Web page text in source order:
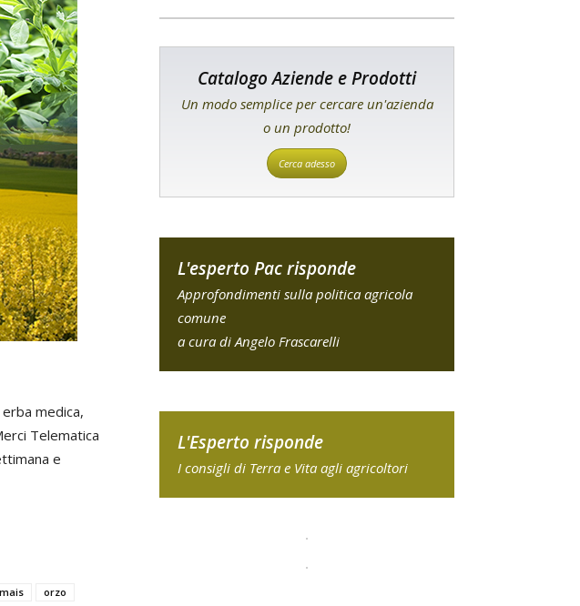
medica,
Telematica
e
mais
orzo
Catalogo Aziende e Prodotti
Un modo semplice per cercare un'azienda
o un prodotto!
Cerca adesso
L'esperto Pac risponde
Approfondimenti sulla politica agricola
comune
a cura di Angelo Frascarelli
L'Esperto risponde
I consigli di Terra e Vita agli agricoltori